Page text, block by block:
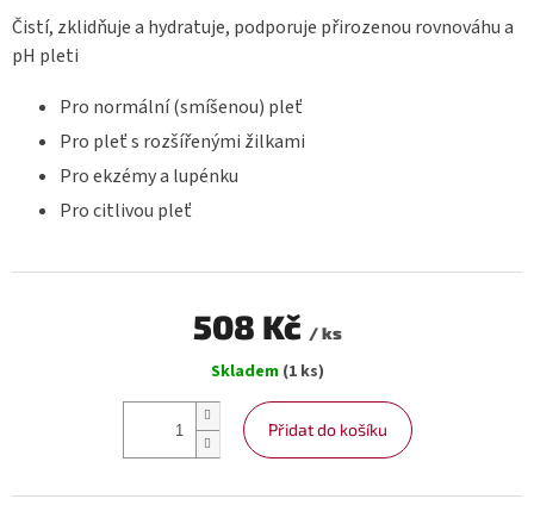
Čistí, zklidňuje a hydratuje, podporuje přirozenou rovnováhu a
pH pleti
Pro normální (smíšenou) pleť
Pro pleť s rozšířenými žilkami
Pro ekzémy a lupénku
Pro citlivou pleť
508 Kč / ks
cena:
Skladem (1 ks)
Přidat do košíku